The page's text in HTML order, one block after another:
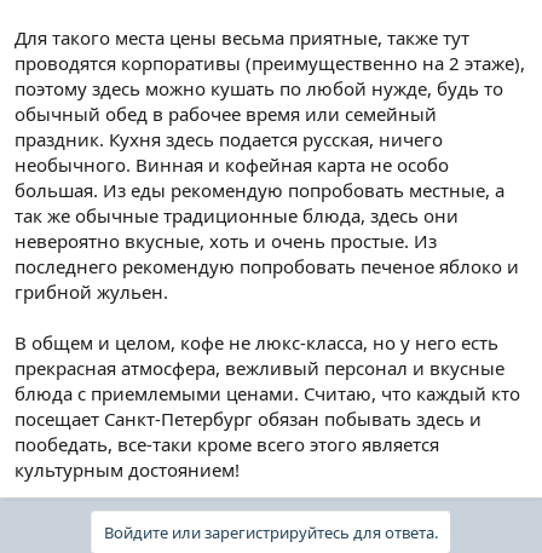
Для такого места цены весьма приятные, также тут
проводятся корпоративы (преимущественно на 2 этаже),
поэтому здесь можно кушать по любой нужде, будь то
обычный обед в рабочее время или семейный
праздник. Кухня здесь подается русская, ничего
необычного. Винная и кофейная карта не особо
большая. Из еды рекомендую попробовать местные, а
так же обычные традиционные блюда, здесь они
невероятно вкусные, хоть и очень простые. Из
последнего рекомендую попробовать печеное яблоко и
грибной жульен.
В общем и целом, кофе не люкс-класса, но у него есть
прекрасная атмосфера, вежливый персонал и вкусные
блюда с приемлемыми ценами. Считаю, что каждый кто
посещает Санкт-Петербург обязан побывать здесь и
пообедать, все-таки кроме всего этого является
культурным достоянием!
Войдите или зарегистрируйтесь для ответа.